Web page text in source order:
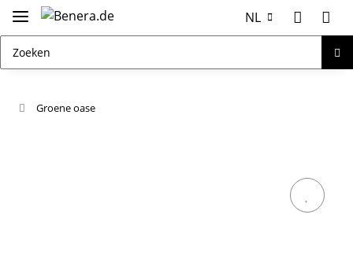
NL
Groene oase